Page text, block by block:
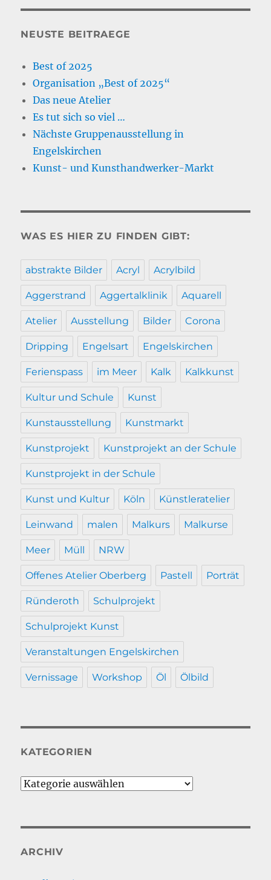
NEUSTE BEITRAEGE
Best of 2025
Organisation „Best of 2025“
Das neue Atelier
Es tut sich so viel …
Nächste Gruppenausstellung in
Engelskirchen
Kunst- und Kunsthandwerker-Markt
WAS ES HIER ZU FINDEN GIBT:
abstrakte Bilder Acryl Acrylbild
Aggerstrand Aggertalklinik Aquarell
Atelier Ausstellung Bilder Corona
Dripping Engelsart Engelskirchen
Ferienspass im Meer Kalk Kalkkunst
Kultur und Schule Kunst
Kunstausstellung Kunstmarkt
Kunstprojekt Kunstprojekt an der Schule
Kunstprojekt in der Schule
Kunst und Kultur Köln Künstleratelier
Leinwand malen Malkurs Malkurse
Meer Müll NRW
Offenes Atelier Oberberg Pastell Porträt
Ründeroth Schulprojekt
Schulprojekt Kunst
Veranstaltungen Engelskirchen
Vernissage Workshop Öl Ölbild
KATEGORIEN
Kategorien
ARCHIV